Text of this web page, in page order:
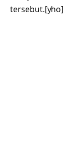
tersebut.[yho]